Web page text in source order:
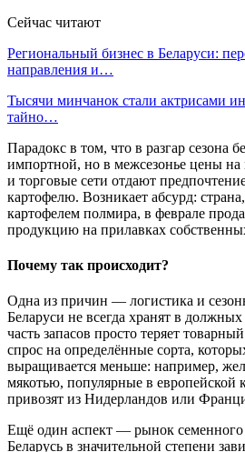
Сейчас читают
Региональный бизнес в Беларуси:
направления и…
Тысячи минчанок стали актрисами
тайно…
Парадокс в том, что в разгар сезона
импортной, но в межсезонье цены на
и торговые сети отдают
картофелю. Возникает абсурд:
картофелем полмира, в феврале
продукцию на прилавках
Почему так происходит?
Одна из причин — логистика и
Беларуси не всегда хранят в
часть запасов просто теряет
спрос на определённые сорта,
выращивается меньше: например,
мякотью, популярные в европейской
привозят из Нидерландов или
Ещё один аспект — рынок семенного
Беларусь в значительной степени